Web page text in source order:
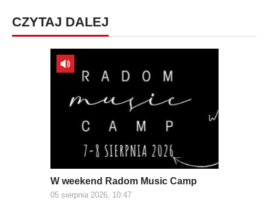
CZYTAJ DALEJ
W weekend Radom Music Camp
05 sierpnia 2026, 10:47